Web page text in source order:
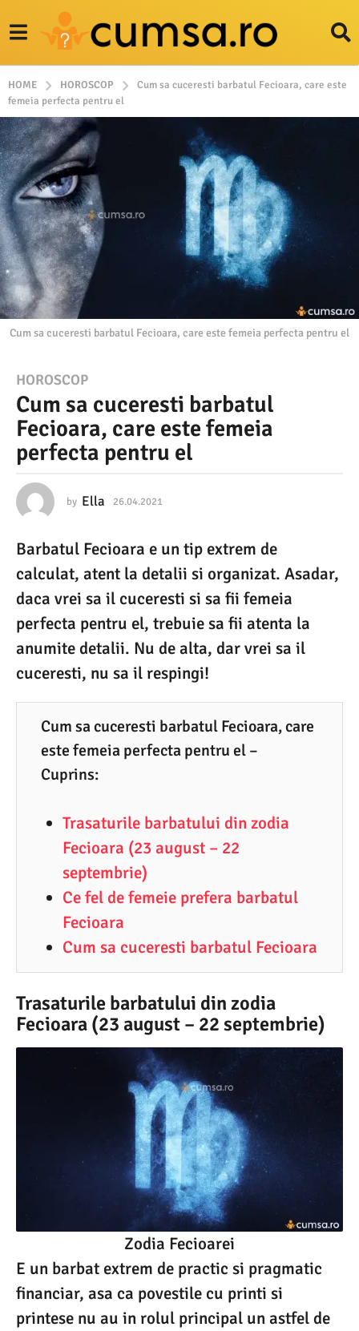
HOME HOROSCOP
Cum sa cuceresti barbatul Fecioara, care este
femeia perfecta pentru el
Cum sa cuceresti barbatul Fecioara, care este femeia perfecta pentru el
2
6
0
.
0
2
1
2
6
.
0
HOROSCOP
Cum sa cuceresti barbatul
Fecioara, care este femeia
perfecta pentru el
by Ella 26.04.2021
0
.
2
0
2
1
Barbatul Fecioara e un tip extrem de
calculat, atent la detalii si organizat. Asadar,
daca vrei sa il cuceresti si sa fii femeia
perfecta pentru el, trebuie sa fii atenta la
anumite detalii. Nu de alta, dar vrei sa il
cuceresti, nu sa il respingi!
Cum sa cuceresti barbatul Fecioara, care
este femeia perfecta pentru el –
Cuprins:
Trasaturile barbatului din zodia
Fecioara (23 august – 22
septembrie)
Ce fel de femeie prefera barbatul
Fecioara
Cum sa cuceresti barbatul Fecioara
Trasaturile barbatului din zodia
Fecioara (23 august – 22 septembrie)
Zodia Fecioarei
E un barbat extrem de practic si pragmatic
financiar, asa ca povestile cu printi si
printese nu au in rolul principal un astfel de